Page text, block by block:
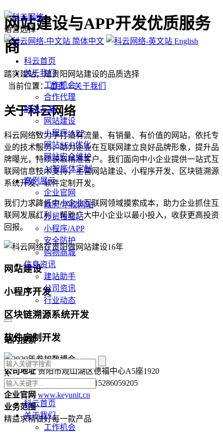
语言选择
简体中文
English
科云首页
关于我们
工作机会
合作代理
解决方案
网站建设
小程序/APP
网站SEO优化
网站安全维护
AI智能体定制
案例展示
企业官网
政府/学校网站
外贸独立站
小程序/APP
安全防护
购物商城
信息资讯
建站助手
公司资讯
行业动态
站内搜索
X
科云首页
关于我们
工作机会
网站建设与APP开发优质服务
商
踏实建站，是贵阳网站建设的品质选择
当前位置：首页>关于我们
关于科云网络
科云网络致力于打造有流量、有销量、有价值的网站，依托专
业的技术服务，助力企业在互联网建立良好品牌形象，提升品
牌曝光，持续获取精准客户。我们面向中小企业提供一站式互
联网信息技术支持，主营网站建设、小程序开发、区块链溯源
系统开发、软件定制开发。
我们力求降低中小企业互联网领域摸索成本，助力企业抓住互
联网发展红利，帮助广大中小企业以最小投入，收获更高投资
回报。
网站建设
小程序开发
区块链溯源系统开发
软件定制开发
公司地址 贵阳市观山湖区德福中心A5座1920
咨询热线 0851-85951297 / 15286059205
企业官网 www.keyunit.cn
业务范围
精益求精做好每一款产品